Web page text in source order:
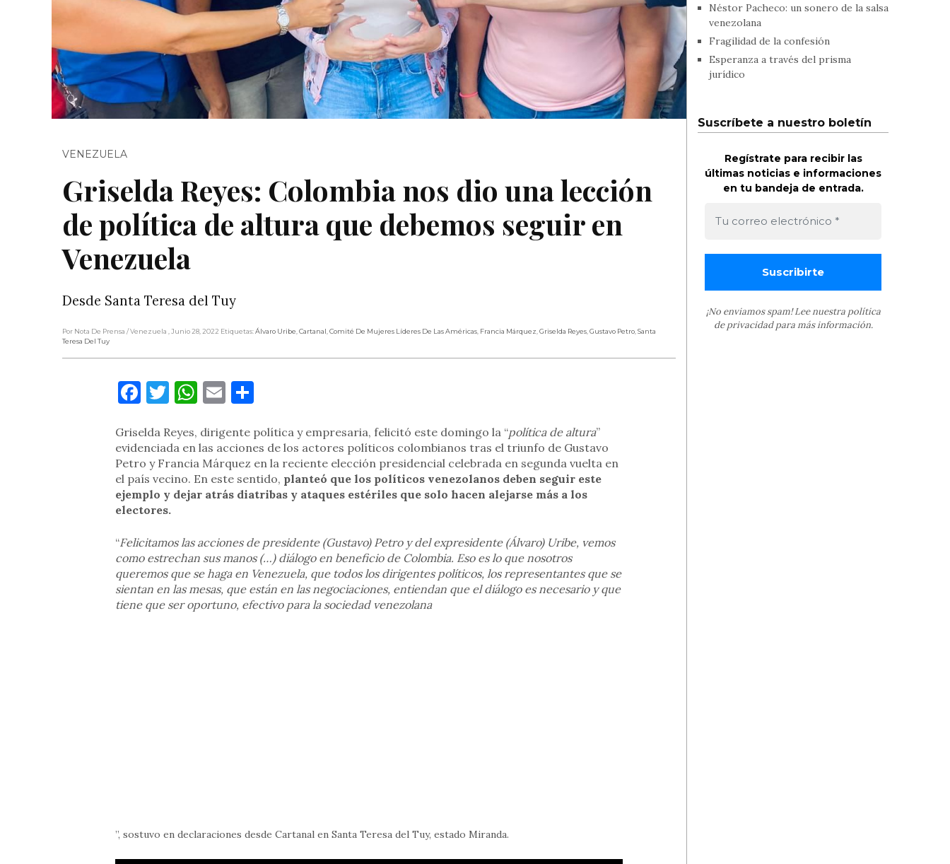
VENEZUELA
Griselda Reyes: Colombia nos dio una lección
de política de altura que debemos seguir en
Venezuela
Desde Santa Teresa del Tuy
Por Nota De Prensa / Venezuela , Junio 28, 2022 Etiquetas:Álvaro Uribe,Cartanal,Comité De Mujeres Líderes De Las Américas, Francia Márquez,Griselda Reyes,Gustavo Petro,Santa
Teresa Del Tuy
Facebook
Twitter
WhatsApp
EmailCompartir
Griselda Reyes, dirigente política y empresaria, felicitó este domingo la “política de altura”
evidenciada en las acciones de los actores políticos colombianos tras el triunfo de Gustavo
Petro y Francia Márquez en la reciente elección presidencial celebrada en segunda vuelta en
el país vecino. En este sentido, planteó que los políticos venezolanos deben seguir este
ejemplo y dejar atrás diatribas y ataques estériles que solo hacen alejarse más a los
electores.
“Felicitamos las acciones de presidente (Gustavo) Petro y del expresidente (Álvaro) Uribe, vemos
como estrechan sus manos (…) diálogo en beneficio de Colombia. Eso es lo que nosotros
queremos que se haga en Venezuela, que todos los dirigentes políticos, los representantes que se
sientan en las mesas, que están en las negociaciones, entiendan que el diálogo es necesario y que
tiene que ser oportuno, efectivo para la sociedad venezolana
”, sostuvo en declaraciones desde Cartanal en Santa Teresa del Tuy, estado Miranda.
Néstor Pacheco: un sonero de la salsa
venezolana
Fragilidad de la confesión
Esperanza a través del prisma
jurídico
Suscríbete a nuestro boletín
Regístrate para recibir las
últimas noticias e informaciones
en tu bandeja de entrada.
¡No enviamos spam! Lee nuestra política
de privacidadpara más información.